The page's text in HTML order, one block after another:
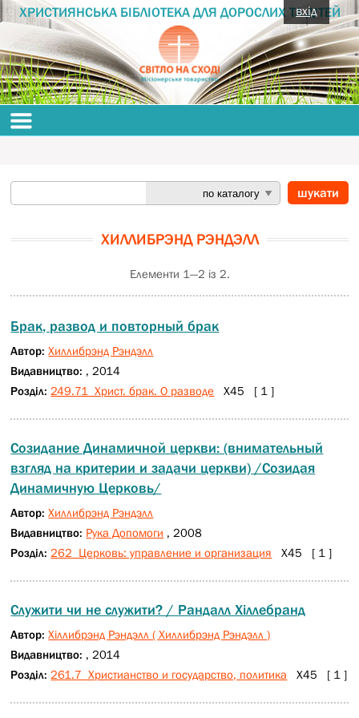
ХРИСТИЯНСЬКА БІБЛІОТЕКА ДЛЯ ДОРОСЛИХ ТА ДІТЕЙ
ХИЛЛИБРЭНД РЭНДЭЛЛ
Елементи 1—2 із 2.
Брак, развод и повторный брак
Автор:Хиллибрэнд Рэндэлл
Видавництво: , 2014
Розділ: 249.71 Христ. брак. О разводе Х45 [ 1 ]
Созидание Динамичной церкви: (внимательный
взгляд на критерии и задачи церкви) /Созидая
Динамичную Церковь/
Автор:Хиллибрэнд Рэндэлл
Видавництво: Рука Допомоги , 2008
Розділ: 262 Церковь: управление и организация Х45 [ 1 ]
Служити чи не служити? / Рандалл Хіллебранд
Автор:Хіллибрэнд Рэндэлл ( Хиллибрэнд Рэндэлл )
Видавництво: , 2014
Розділ: 261.7 Христианство и государство, политика Х45 [ 1 ]
вхід